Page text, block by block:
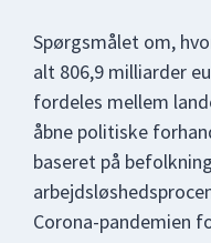
Spørgsmålet om,
alt 806,9 milliarder
fordeles mellem
åbne politiske
baseret på
Corona-pandemien